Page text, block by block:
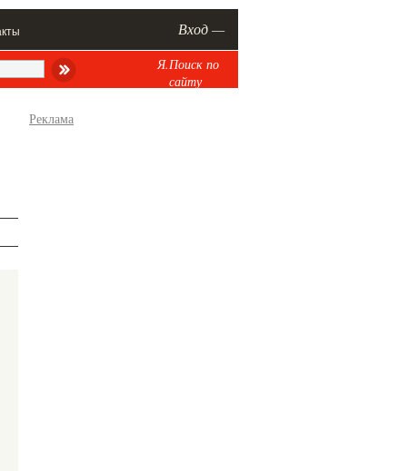
Вход —
Я.Поиск по
сайту
Реклама